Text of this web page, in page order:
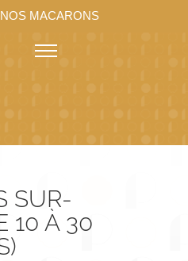
MACARONS
SUR-
10 À 30